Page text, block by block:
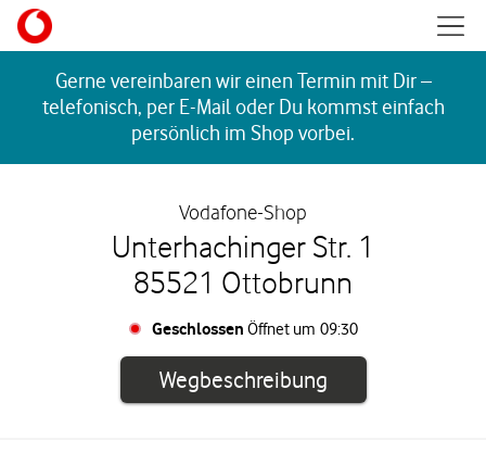
Skip to content
Gerne vereinbaren wir einen Termin mit Dir –
telefonisch, per E-Mail oder Du kommst einfach
persönlich im Shop vorbei.
Vodafone-Shop
Unterhachinger Str. 1
85521 Ottobrunn
Geschlossen Öffnet um 09:30
WegbeschreibungLink öffnet in